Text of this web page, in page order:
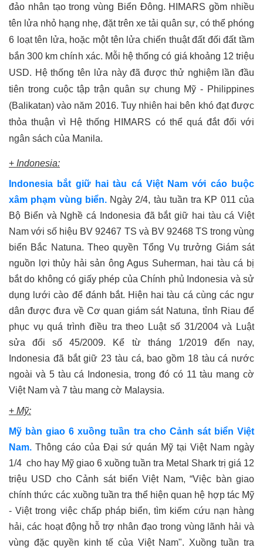
đảo nhân tạo trong vùng Biển Đông. HIMARS gồm nhiều
tên lửa nhỏ hạng nhẹ, đặt trên xe tải quân sự, có thể phóng
6 loạt tên lửa, hoặc một tên lửa chiến thuật đất đối đất tầm
bắn 300 km chính xác. Mỗi hệ thống có giá khoảng 12 triệu
USD. Hệ thống tên lửa này đã được thử nghiệm lần đầu
tiên trong cuộc tập trận quân sự chung Mỹ - Philippines
(Balikatan) vào năm 2016. Tuy nhiên hai bên khó đạt được
thỏa thuận vì Hệ thống HIMARS có thể quá đắt đối với
ngân sách của Manila.
+ Indonesia:
Indonesia bắt giữ hai tàu cá Việt Nam với cáo buộc
xâm phạm vùng biển.Ngày 2/4, tàu tuần tra KP 011 của
Bộ Biển và Nghề cá Indonesia đã bắt giữ hai tàu cá Việt
Nam với số hiệu BV 92467 TS và BV 92468 TS trong vùng
biển Bắc Natuna. Theo quyền Tổng Vụ trưởng Giám sát
nguồn lợi thủy hải sản ông Agus Suherman, hai tàu cá bị
bắt do không có giấy phép của Chính phủ Indonesia và sử
dụng lưới cào để đánh bắt. Hiện hai tàu cá cùng các ngư
dân được đưa về Cơ quan giám sát Natuna, tỉnh Riau để
phục vụ quá trình điều tra theo Luật số 31/2004 và Luật
sửa đổi số 45/2009. Kể từ tháng 1/2019 đến nay,
Indonesia đã bắt giữ 23 tàu cá, bao gồm 18 tàu cá nước
ngoài và 5 tàu cá Indonesia, trong đó có 11 tàu mang cờ
Việt Nam và 7 tàu mang cờ Malaysia.
+ Mỹ:
Mỹ bàn giao 6 xuồng tuần tra cho Cảnh sát biển Việt
Nam. Thông cáo của Đại sứ quán Mỹ tại Việt Nam ngày
1/4 cho hay Mỹ giao 6 xuồng tuần tra Metal Shark trị giá 12
triệu USD cho Cảnh sát biển Việt Nam, “Việc bàn giao
chính thức các xuồng tuần tra thể hiện quan hệ hợp tác Mỹ
- Việt trong việc chấp pháp biển, tìm kiếm cứu nạn hàng
hải, các hoạt động hỗ trợ nhân đạo trong vùng lãnh hải và
vùng đặc quyền kinh tế của Việt Nam". Xuồng tuần tra